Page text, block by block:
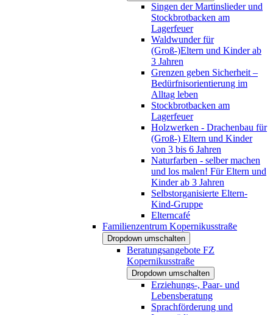
Singen der Martinslieder und
Stockbrotbacken am
Lagerfeuer
Waldwunder für
(Groß-)Eltern und Kinder ab
3 Jahren
Grenzen geben Sicherheit –
Bedürfnisorientierung im
Alltag leben
Stockbrotbacken am
Lagerfeuer
Holzwerken - Drachenbau für
(Groß-) Eltern und Kinder
von 3 bis 6 Jahren
Naturfarben - selber machen
und los malen! Für Eltern und
Kinder ab 3 Jahren
Selbstorganisierte Eltern-
Kind-Gruppe
Elterncafé
Familienzentrum Kopernikusstraße
Dropdown umschalten
Beratungsangebote FZ
Kopernikusstraße
Dropdown umschalten
Erziehungs-, Paar- und
Lebensberatung
Sprachförderung und